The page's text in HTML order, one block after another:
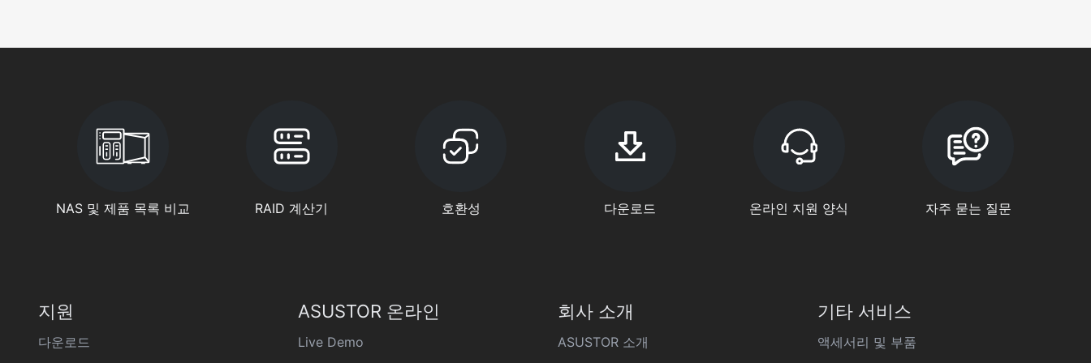
NAS 및 제품 목록 비교 RAID 계산기 호환성 다운로드 온라인 지원 양식 자주 묻는 질문
지원
다운로드
ASUSTOR 온라인
Live Demo
회사 소개
ASUSTOR 소개
기타 서비스
액세서리 및 부품